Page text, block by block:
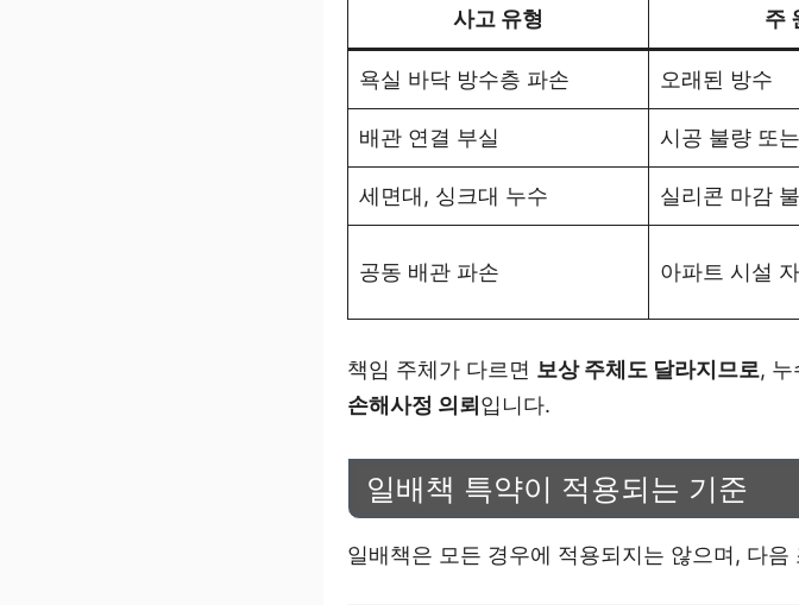
사고 유형 주
욕실 바닥 방수층 파손 오래된 방수
배관 연결 부실 시공 불량 또
세면대, 싱크대 누수 실리콘 마감
공동 배관 파손 아파트 시설
책임 주체가 다르면 보상 주체도 달라지므로, 누
손해사정 의뢰 입니다.
일배책 특약이 적용되는 기준
일배책은 모든 경우에 적용되지는 않으며, 다음